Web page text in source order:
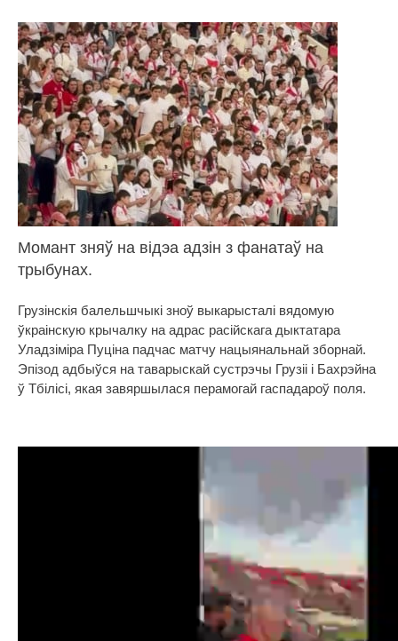
Момант зняў на відэа адзін з фанатаў на
трыбунах.
Грузінскія балельшчыкі зноў выкарысталі вядомую
ўкраінскую крычалку на адрас расійскага дыктатара
Уладзіміра Пуціна падчас матчу нацыянальнай зборнай.
Эпізод адбыўся на таварыскай сустрэчы Грузіі і Бахрэйна
ў Тбілісі, якая завяршылася перамогай гаспадароў поля.